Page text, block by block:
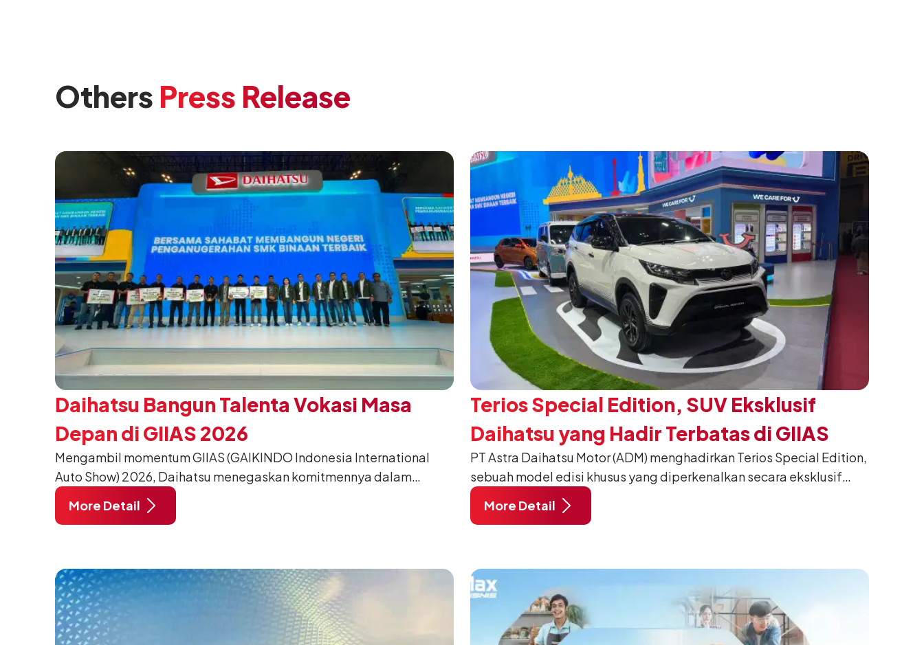
Others Press Release
Daihatsu Bangun Talenta Vokasi Masa
Depan di GIIAS 2026
Mengambil momentum GIIAS (GAIKINDO Indonesia International
Auto Show) 2026, Daihatsu menegaskan komitmennya dalam
meningkatkan kualitas SDM (Sumber Daya Manusia) melalui
pendidikan vokasi bertema “Bersama Sahabat Membangun
pada 5 Agustus 2026.
More Detail
Terios Special Edition, SUV Eksklusif
Daihatsu yang Hadir Terbatas di GIIAS
2026
PT Astra Daihatsu Motor (ADM) menghadirkan Terios Special Edition,
sebuah model edisi khusus yang diperkenalkan secara eksklusif
pada ajang Gaikindo Indonesia International Auto Show (GIIAS) 2026
di ICE BSD City, Tangerang. Dikembangkan dari varian Terios 1.5 X
mengubah karakter tangguh yang telah menjadi ciri khas Terios.
More Detail